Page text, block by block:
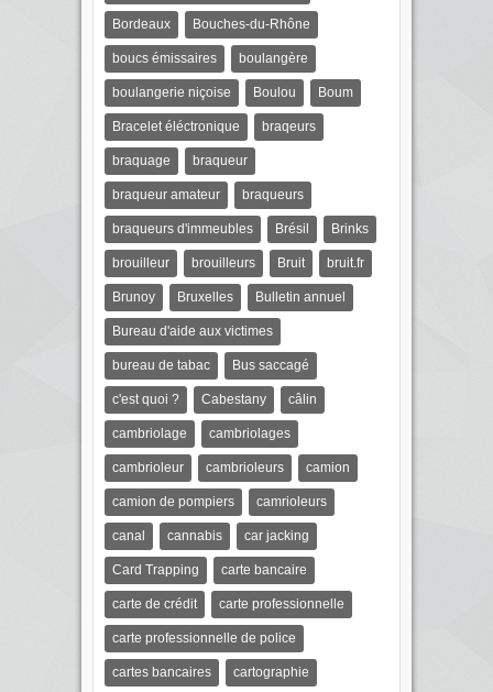
Bordeaux Bouches-du-Rhône
boucs émissaires boulangère
boulangerie niçoise Boulou Boum
Bracelet éléctronique braqeurs
braquage braqueur
braqueur amateur braqueurs
braqueurs d'immeubles Brésil Brinks
brouilleur brouilleurs Bruit bruit.fr
Brunoy Bruxelles Bulletin annuel
Bureau d'aide aux victimes
bureau de tabac Bus saccagé
c'est quoi ? Cabestany câlin
cambriolage cambriolages
cambrioleur cambrioleurs camion
camion de pompiers camrioleurs
canal cannabis car jacking
Card Trapping carte bancaire
carte de crédit carte professionnelle
carte professionnelle de police
cartes bancaires cartographie